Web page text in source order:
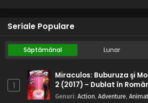
Seriale Populare
Săptămânal Lunar
1
Miraculos: Buburuza şi
2 (2017) – Dublat în
Genuri: Action, Adventure,